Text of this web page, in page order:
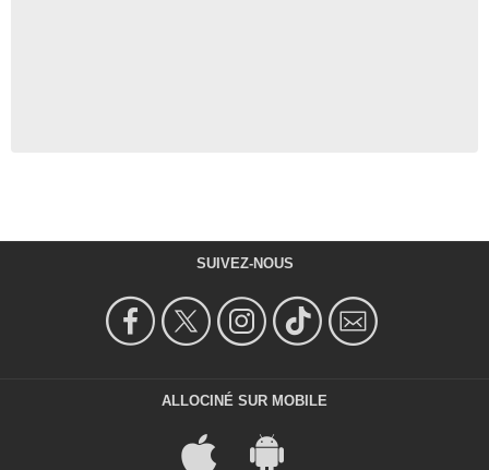
SUIVEZ-NOUS
ALLOCINÉ SUR MOBILE